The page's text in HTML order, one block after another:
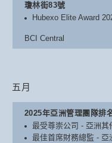
瓊林街83號
Hubexo Elite Award
BCI Central
五月
2025年亞洲管理團隊排
最受尊崇公司 - 亞洲其
最佳首席財務總監 - 亞